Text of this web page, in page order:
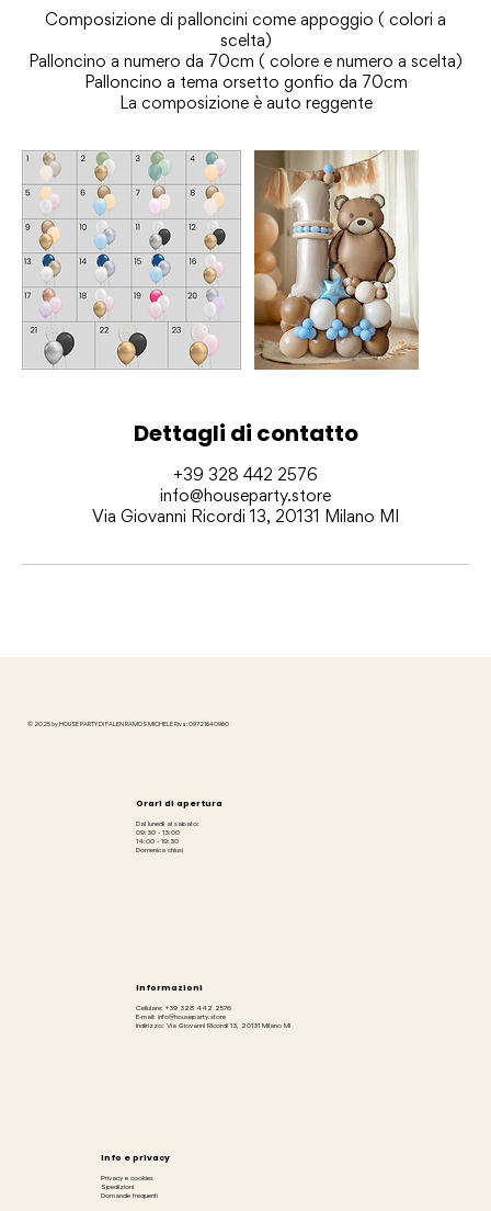
Composizione di palloncini come appoggio ( colori a
scelta)
Palloncino a numero da 70cm ( colore e numero a scelta)
Palloncino a tema orsetto gonfio da 70cm
La composizione è auto reggente
Dettagli di contatto
+39 328 442 2576
info@houseparty.store
Via Giovanni Ricordi 13, 20131 Milano MI
© 2025 by HOUSE PARTY DI FALEN RAMOS MICHELE P.iva: 09721640960
Orari di apertura
Dal lunedì al sabato:
09:30 - 13:00
14:00 - 19:30
Domenica chiusi
Informazioni
Cellulare: +39 328 442 2576
E-mail: info@houseparty.store
Indirizzo: Via Giovanni Ricordi 13, 20131 Milano MI
Info e privacy
Privacy e cookies
Spedizioni
Domande frequenti